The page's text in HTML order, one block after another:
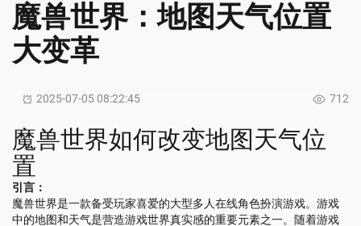
魔兽世界：地图天气位置
大变革
2025-07-05 08:22:45 712
魔兽世界如何改变地图天气位
置
引言：
魔兽世界是一款备受玩家喜爱的大型多人在线角色扮演游戏。游戏
中的地图和天气是营造游戏世界真实感的重要元素之一。随着游戏